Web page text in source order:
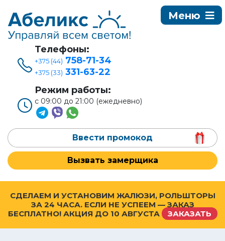
Телефоны:
+375 (44) 758-71-34
+375 (33) 331-63-22
Режим работы:
с 09:00 до 21:00 (ежедневно)
Ввести промокод
Вызвать замерщика
СДЕЛАЕМ И УСТАНОВИМ ЖАЛЮЗИ, РОЛЬШТОРЫ
ЗА 24 ЧАСА. ЕСЛИ НЕ УСПЕЕМ — ЗАКАЗ
БЕСПЛАТНО! АКЦИЯ ДО 10 АВГУСТА ЗАКАЗАТЬ